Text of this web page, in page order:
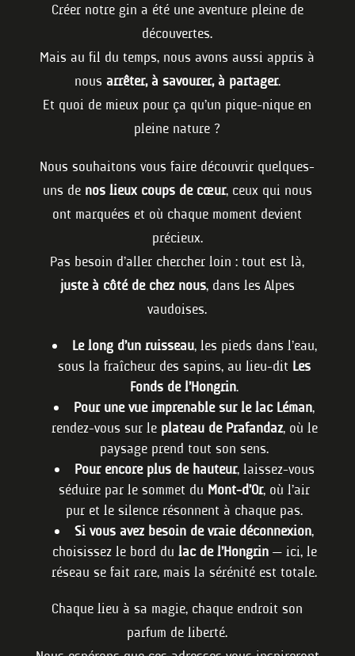
Créer notre gin a été une aventure pleine de
découvertes.
Mais au fil du temps, nous avons aussi appris à
nous arrêter, à savourer, à partager.
Et quoi de mieux pour ça qu’un pique-nique en
pleine nature ?
Nous souhaitons vous faire découvrir quelques-
uns de nos lieux coups de cœur, ceux qui nous
ont marquées et où chaque moment devient
précieux.
Pas besoin d’aller chercher loin : tout est là,
juste à côté de chez nous, dans les Alpes
vaudoises.
Le long d’un ruisseau, les pieds dans l’eau,
sous la fraîcheur des sapins, au lieu-dit Les
Fonds de l’Hongrin.
Pour une vue imprenable sur le lac Léman,
rendez-vous sur le plateau de Prafandaz, où le
paysage prend tout son sens.
Pour encore plus de hauteur, laissez-vous
séduire par le sommet du Mont-d’Or, où l’air
pur et le silence résonnent à chaque pas.
Si vous avez besoin de vraie déconnexion,
choisissez le bord du lac de l’Hongrin— ici, le
réseau se fait rare, mais la sérénité est totale.
Chaque lieu à sa magie, chaque endroit son
parfum de liberté.